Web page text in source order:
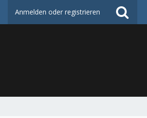
Anmelden oder registrieren